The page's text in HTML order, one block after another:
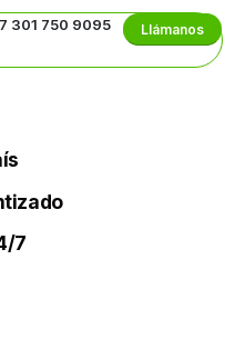
301 750 9095 Llámanos
7